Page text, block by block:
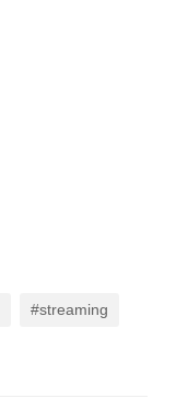
#streaming